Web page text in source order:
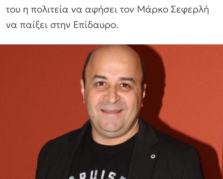
του η πολιτεία να αφήσει τον Μάρκο Σεφερλή
να παίξει στην Επίδαυρο.